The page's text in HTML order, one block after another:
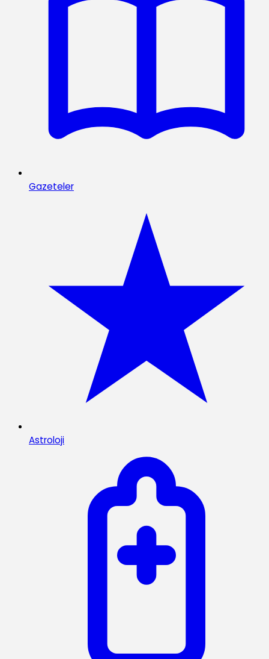
Gazeteler
Astroloji